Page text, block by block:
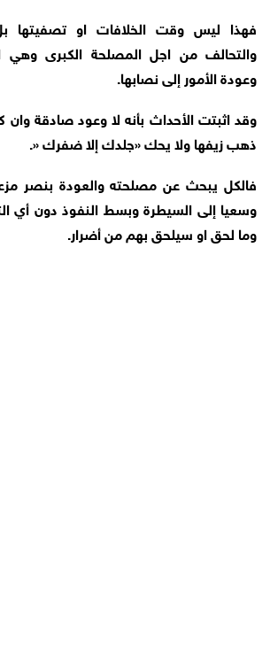
فهذا ليس وقت الخلافات او تصفيتها
والتحالف من اجل المصلحة الكبرى وهي
وعودة الأمور إلى نصابها.
وقد اثبتت الأحداث بأنه لا وعود صادقة
ذهب زيفها ولا يحك «جلدك إلا ضفرك «.
فالكل يبحث عن مصلحته والعودة بنصر
وسعيا إلى السيطرة وبسط النفوذ دون أي
وما لحق او سيلحق بهم من أضرار.